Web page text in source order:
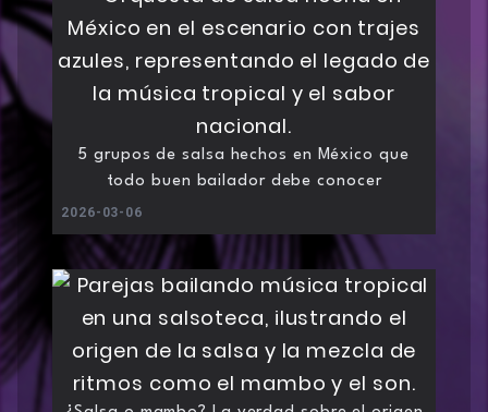
5 grupos de salsa hechos en México que
todo buen bailador debe conocer
2026-03-06